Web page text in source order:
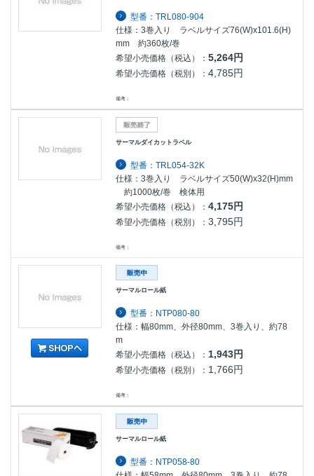
型番：TRL080-904
仕様：3巻入り ラベルサイズ76(W)x101.6(H)
mm 約360枚/巻
希望小売価格（税込）： 5,264円
希望小売価格（税別）： 4,785円
備考：
サーマルダイカットラベル
型番：TRL054-32K
仕様：3巻入り ラベルサイズ50(W)x32(H)mm
約1000枚/巻 検体用
希望小売価格（税込）：4,175円
希望小売価格（税別）：3,795円
備考：
サーマルロール紙
型番：NTP080-80
仕様：幅80mm、外径80mm、3巻入り、約78
m
希望小売価格（税込）： 1,943円
希望小売価格（税別）： 1,766円
備考：
サーマルロール紙
型番：NTP058-80